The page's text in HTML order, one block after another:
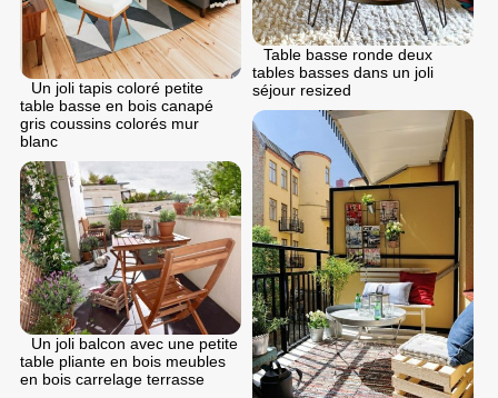
Un joli tapis coloré petite
table basse en bois canapé
gris coussins colorés mur
blanc
Table basse ronde deux
tables basses dans un joli
séjour resized
Un joli balcon avec une petite
table pliante en bois meubles
en bois carrelage terrasse